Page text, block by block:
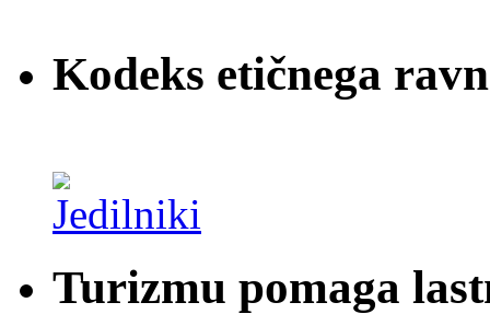
Kodeks etičnega
Turizmu pomaga